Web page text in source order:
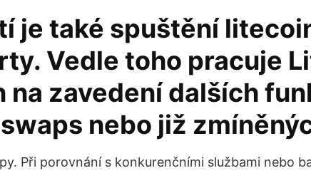
je také spuštění
Vedle toho pracuje
na zavedení dalších
nebo již
Při porovnání s konkurenčními službami nebo